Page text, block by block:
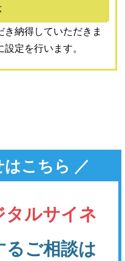
納得していただきま
定を行います。
こちら ／
タルサイネ
るご相談は